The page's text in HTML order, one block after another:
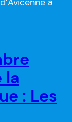
la
: Les